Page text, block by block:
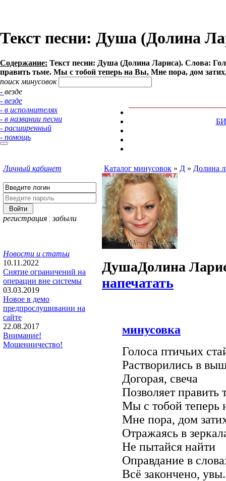
Текст песни: Душа (Долина
Содержание: Текст песни: Душа (Долина Лариса). Слова:
править тьме. Мы с тобой теперь на Вы, Мне пора, дом
поиск минусовок
- везде
- везде
- в исполнителях
- в названии песни
- расширенный
- помощь
Личный кабинет
регистрация ¦ забыли
Новости и статьи
10.11.2022
Снятие ограничений на
операции вне системы
03.03.2019
Новое в демо
предпрослушивании на
сайте
22.08.2017
Внимание!
Мошенничество!
Каталог минусовок » Д » Долина
ДушаДолина
напечатать
минусовка
Голоса птичьих
Растворились в
Догорая, свеча
Позволяет править
Мы с тобой теперь
Мне пора, дом
Отражаясь в
Не пытайся найти
Оправдание в
Всё закончено, увы.